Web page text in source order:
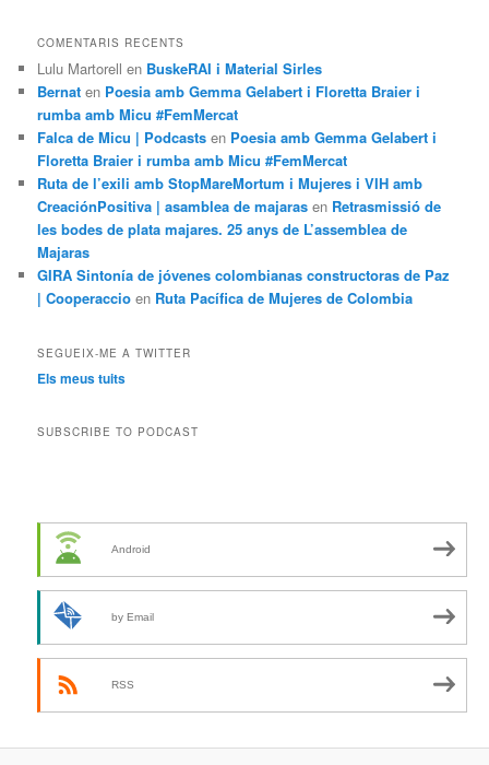
COMENTARIS RECENTS
Lulu Martorell en BuskeRAI i Material Sirles
Bernat en Poesia amb Gemma Gelabert i Floretta Braier i
rumba amb Micu #FemMercat
Falca de Micu | Podcasts en Poesia amb Gemma Gelabert i
Floretta Braier i rumba amb Micu #FemMercat
Ruta de l’exili amb StopMareMortum i Mujeres i VIH amb
CreaciónPositiva | asamblea de majaras en Retrasmissió de
les bodes de plata majares. 25 anys de L’assemblea de
Majaras
GIRA Sintonía de jóvenes colombianas constructoras de Paz
| Cooperaccio en Ruta Pacífica de Mujeres de Colombia
SEGUEIX-ME A TWITTER
Els meus tuits
SUBSCRIBE TO PODCAST
Android
by Email
RSS